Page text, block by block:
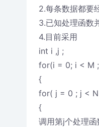
2.每条数据都要
3.已知处理函数
4.目前采用
int i ,j ;
for(i = 0; i < M
{
for( j = 0 ; j <
{
调用第j个处理函